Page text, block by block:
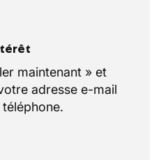
sont planifiés en
de l’entreprise
secteur.
maintenant » et
adresse e-mail